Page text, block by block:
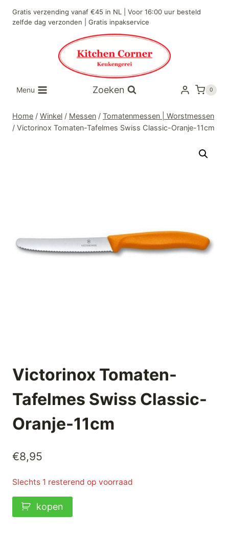
naar
Gratis verzending vanaf €45 in NL | Voor 16:00 uur besteld
zelfde dag verzonden | Gratis inpakservice
Menu Zoeken 0
Home / Winkel / Messen / Tomatenmessen | Worstmessen
/ Victorinox Tomaten-Tafelmes Swiss Classic-Oranje-11cm
Victorinox Tomaten-
Tafelmes Swiss Classic-
Oranje-11cm
€8,95
Slechts 1 resterend op voorraad
Victorinox
Tomaten-
kopen